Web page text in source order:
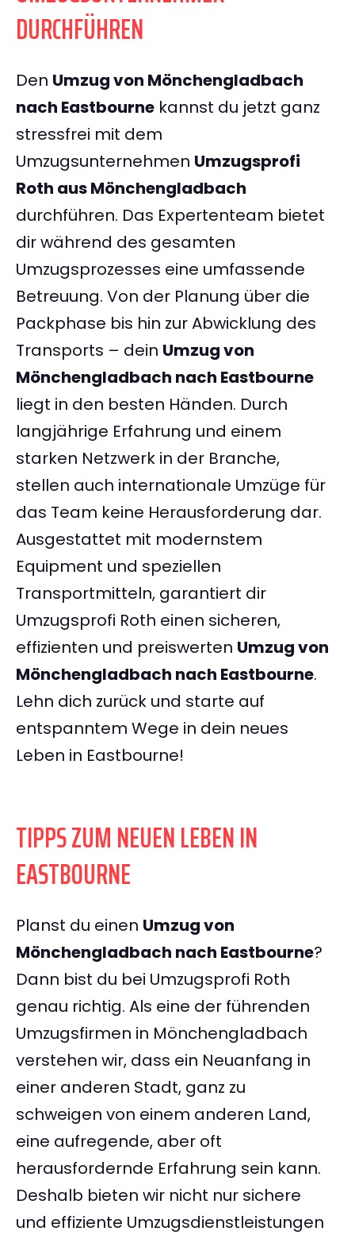
DURCHFÜHREN
Den Umzug von Mönchengladbach
nach Eastbourne kannst du jetzt ganz
stressfrei mit dem
Umzugsunternehmen Umzugsprofi
Roth aus Mönchengladbach
durchführen. Das Expertenteam bietet
dir während des gesamten
Umzugsprozesses eine umfassende
Betreuung. Von der Planung über die
Packphase bis hin zur Abwicklung des
Transports – dein Umzug von
Mönchengladbach nach Eastbourne
liegt in den besten Händen. Durch
langjährige Erfahrung und einem
starken Netzwerk in der Branche,
stellen auch internationale Umzüge für
das Team keine Herausforderung dar.
Ausgestattet mit modernstem
Equipment und speziellen
Transportmitteln, garantiert dir
Umzugsprofi Roth einen sicheren,
effizienten und preiswerten Umzug von
Mönchengladbach nach Eastbourne.
Lehn dich zurück und starte auf
entspanntem Wege in dein neues
Leben in Eastbourne!
TIPPS ZUM NEUEN LEBEN IN
EASTBOURNE
Planst du einen Umzug von
Mönchengladbach nach Eastbourne?
Dann bist du bei Umzugsprofi Roth
genau richtig. Als eine der führenden
Umzugsfirmen in Mönchengladbach
verstehen wir, dass ein Neuanfang in
einer anderen Stadt, ganz zu
schweigen von einem anderen Land,
eine aufregende, aber oft
herausfordernde Erfahrung sein kann.
Deshalb bieten wir nicht nur sichere
und effiziente Umzugsdienstleistungen